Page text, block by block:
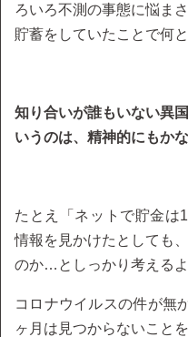
ろいろ不測の事態に悩ま
貯蓄をしていたことで何
知り合いが誰もいない異
いうのは、精神的にもか
たとえ「ネットで貯金は
情報を見かけたとしても
のか…としっかり考えるよ
コロナウイルスの件が無
ヶ月は見つからないこと